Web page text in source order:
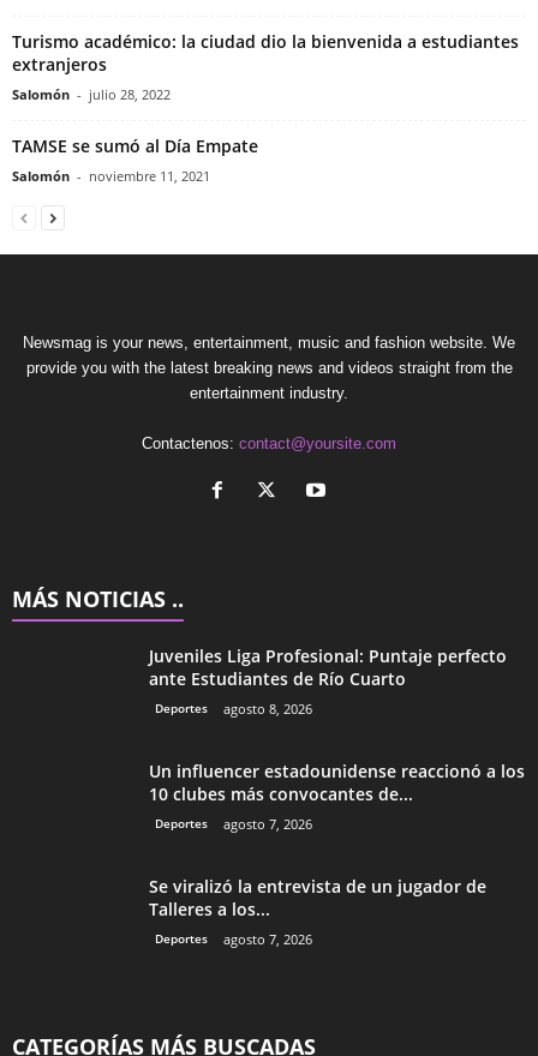
Turismo académico: la ciudad dio la bienvenida a estudiantes
extranjeros
Salomón - julio 28, 2022
TAMSE se sumó al Día Empate
Salomón - noviembre 11, 2021
Newsmag is your news, entertainment, music and fashion website. We
provide you with the latest breaking news and videos straight from the
entertainment industry.
Contactenos: contact@yoursite.com
MÁS NOTICIAS ..
Juveniles Liga Profesional: Puntaje perfecto
ante Estudiantes de Río Cuarto
Deportes agosto 8, 2026
Un influencer estadounidense reaccionó a los
10 clubes más convocantes de...
Deportes agosto 7, 2026
Se viralizó la entrevista de un jugador de
Talleres a los...
Deportes agosto 7, 2026
CATEGORÍAS MÁS BUSCADAS